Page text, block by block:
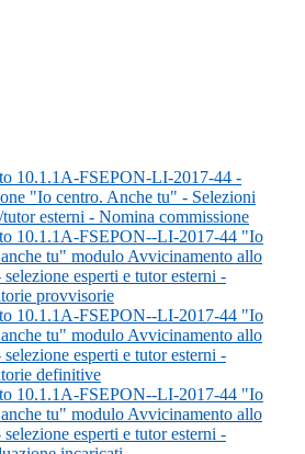
10.1.1A-FSEPON-LI-2017-44 -
"Io centro. Anche tu" - Selezioni
tutor esterni - Nomina commissione
10.1.1A-FSEPON--LI-2017-44 "Io
tu" modulo Avvicinamento allo
selezione esperti e tutor esterni -
provvisorie
10.1.1A-FSEPON--LI-2017-44 "Io
tu" modulo Avvicinamento allo
selezione esperti e tutor esterni -
definitive
10.1.1A-FSEPON--LI-2017-44 "Io
tu" modulo Avvicinamento allo
selezione esperti e tutor esterni -